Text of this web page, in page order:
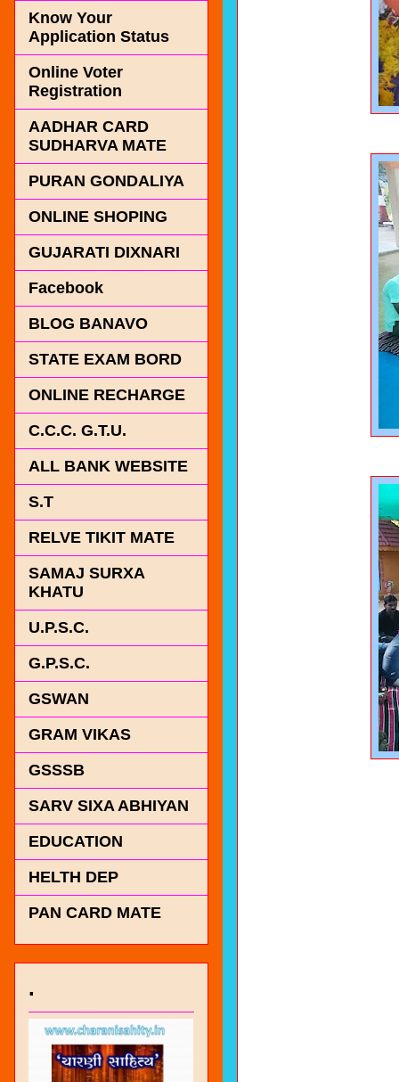
Know Your
Application Status
Online Voter
Registration
AADHAR CARD
SUDHARVA MATE
PURAN GONDALIYA
ONLINE SHOPING
GUJARATI DIXNARI
Facebook
BLOG BANAVO
STATE EXAM BORD
ONLINE RECHARGE
C.C.C. G.T.U.
ALL BANK WEBSITE
S.T
RELVE TIKIT MATE
SAMAJ SURXA
KHATU
U.P.S.C.
G.P.S.C.
GSWAN
GRAM VIKAS
GSSSB
SARV SIXA ABHIYAN
EDUCATION
HELTH DEP
PAN CARD MATE
.